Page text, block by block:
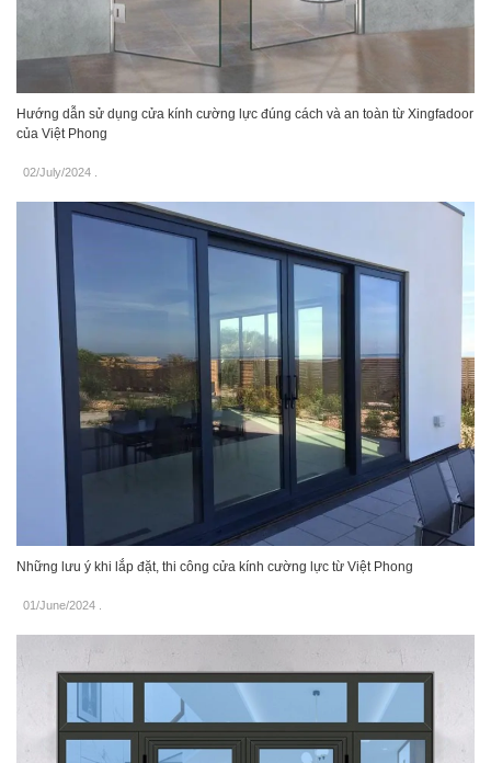
Hướng dẫn sử dụng cửa kính cường lực đúng cách và an toàn từ Xingfadoor
của Việt Phong
02/July/2024 .
Những lưu ý khi lắp đặt, thi công cửa kính cường lực từ Việt Phong
01/June/2024